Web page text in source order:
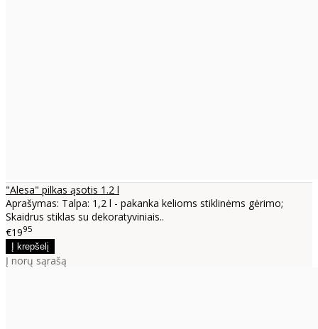
"Alesa" pilkas ąsotis 1.2 l
Aprašymas: Talpa: 1,2 l - pakanka kelioms stiklinėms gėrimo;
Skaidrus stiklas su dekoratyviniais..
€1995
Į norų sąrašą